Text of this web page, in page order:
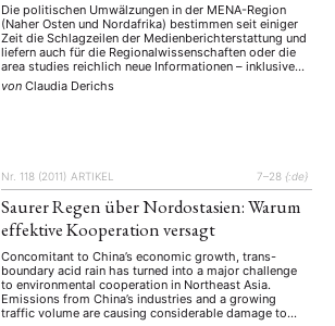
Die politischen Umwälzungen in der MENA-Region
(Naher Osten und Nordafrika) bestimmen seit einiger
Zeit die Schlagzeilen der Medienberichterstattung und
liefern auch für die Regionalwissenschaften oder die
area studies reichlich neue Informationen – inklusive
neuer Fragen. Niemand hatte die Wucht der in Tunesien
ausgelösten Welle vorhergesagt, niemand hat
von Claudia Derichs
Nr. 118 (2011) ARTIKEL 7–28 {:de}
Saurer Regen über Nordostasien: Warum
effektive Kooperation versagt
Concomitant to China’s economic growth, trans-
boundary acid rain has turned into a major challenge
to environmental cooperation in Northeast Asia.
Emissions from China’s industries and a growing
traffic volume are causing considerable damage to